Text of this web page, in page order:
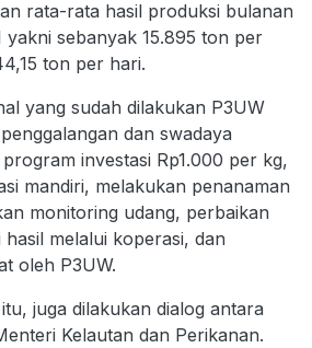
rata-rata hasil produksi bulanan
yakni sebanyak 15.895 ton per
ton per hari.
yang sudah dilakukan P3UW
dan swadaya
investasi Rp1.000 per kg,
mandiri, melakukan penanaman
monitoring udang, perbaikan
melalui koperasi, dan
oleh P3UW.
juga dilakukan dialog antara
Kelautan dan Perikanan.